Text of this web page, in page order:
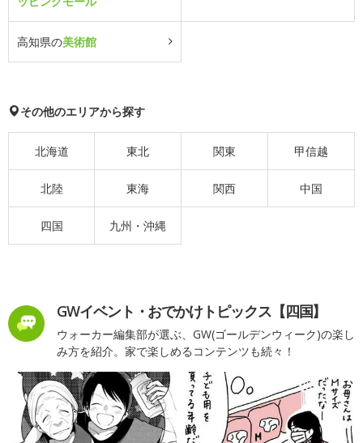
高知県の美術館
その他のエリアから探す
北海道 東北 関東 甲信越
北陸 東海 関西 中国
四国 九州・沖縄
GWイベント・おでかけトピックス【四国】
ウォーカー編集部が選ぶ、GW(ゴールデンウィーク)の楽し
み方を紹介。家で楽しめるコンテンツも続々！